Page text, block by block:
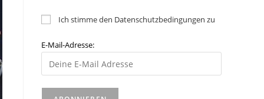
Ich stimme den Datenschutzbedingungen zu
E-Mail-Adresse: